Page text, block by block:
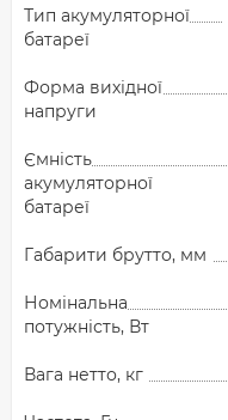
Тип акумуляторної
батареї
Форма вихідної
напруги
Ємність
акумуляторної
батареї
Габарити брутто, мм
Номінальна
потужність, Вт
Вага нетто, кг